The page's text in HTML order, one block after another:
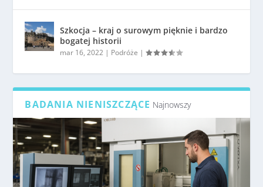
Szkocja – kraj o surowym pięknie i bardzo
bogatej historii
mar 16, 2022 | Podróże |
BADANIA NIENISZCZĄCE Najnowszy